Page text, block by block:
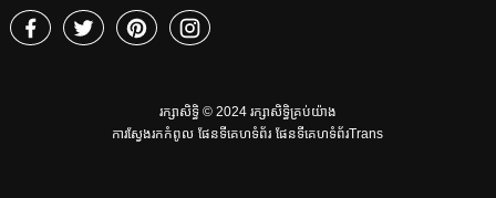
រក្សាសិទ្ធិ © 2024 រក្សាសិទ្ធិគ្រប់យ៉ាង
ការស្វែងរកកំពូល ផែនទីគេហទំព័រ ផែនទីគេហទំព័រTrans